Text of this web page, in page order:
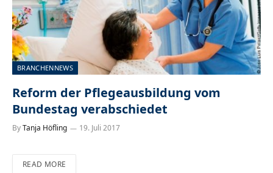
BRANCHENNEWS
Reform der Pflegeausbildung vom
Bundestag verabschiedet
ByTanja Höfling 19. Juli 2017
READ MORE